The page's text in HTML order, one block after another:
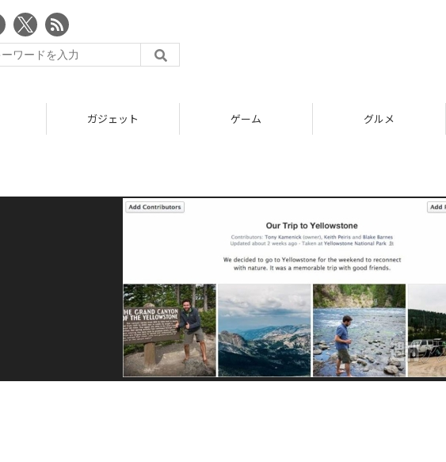
ガジェット ゲーム グルメ